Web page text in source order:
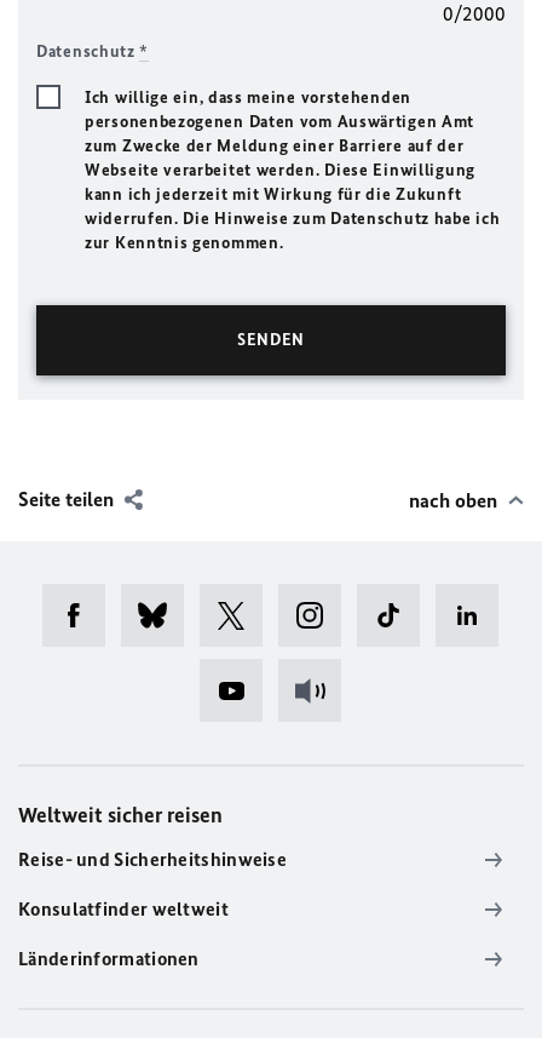
0/2000
Datenschutz*
Ich willige ein, dass meine vorstehenden
personenbezogenen Daten vom Auswärtigen Amt
zum Zwecke der Meldung einer Barriere auf der
Webseite verarbeitet werden. Diese Einwilligung
kann ich jederzeit mit Wirkung für die Zukunft
widerrufen. Die Hinweise zum Datenschutz habe ich
zur Kenntnis genommen.
Seite teilen nach oben
Weltweit sicher reisen
Reise- und Sicherheitshinweise
Konsulatfinder weltweit
Länderinformationen